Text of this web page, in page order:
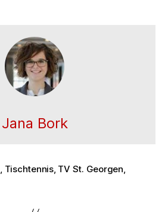
Jana Bork
, Tischtennis, TV St. Georgen,